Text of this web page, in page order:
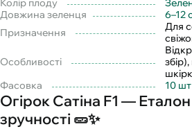
Колір плоду
Довжина зеленця
6–12
Призначення
Для
Особливості
Фасовка
10 шт
Огірок Сатіна F1 — Еталон
зручності 🥒✨